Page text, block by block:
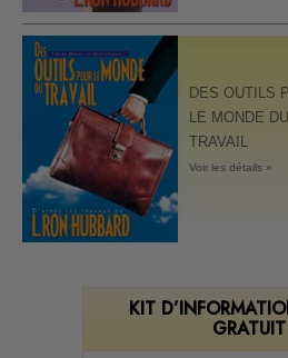
DES OUTILS
LE MONDE DU
TRAVAIL
Voir les détails »
KIT
GRATUIT